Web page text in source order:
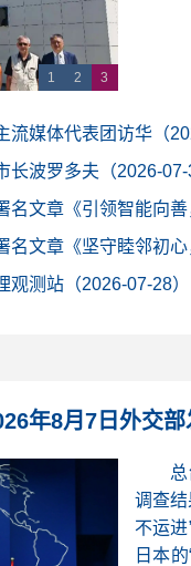
1 2 3
媒体代表团访华（
波罗多夫（2026-07-
文章《引领智能向善
文章《坚守睦邻初心
测站（2026-07-28）
年8月7日外交
调查结
不运
日本